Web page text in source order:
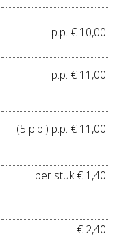
p.p. € 10,00
p.p. € 11,00
(5 p.p.) p.p. € 11,00
per stuk € 1,40
€ 2,40